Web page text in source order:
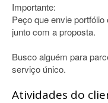
Importante:
Peço que envie
junto com a proposta.
Busco alguém para
serviço único.
Atividades do